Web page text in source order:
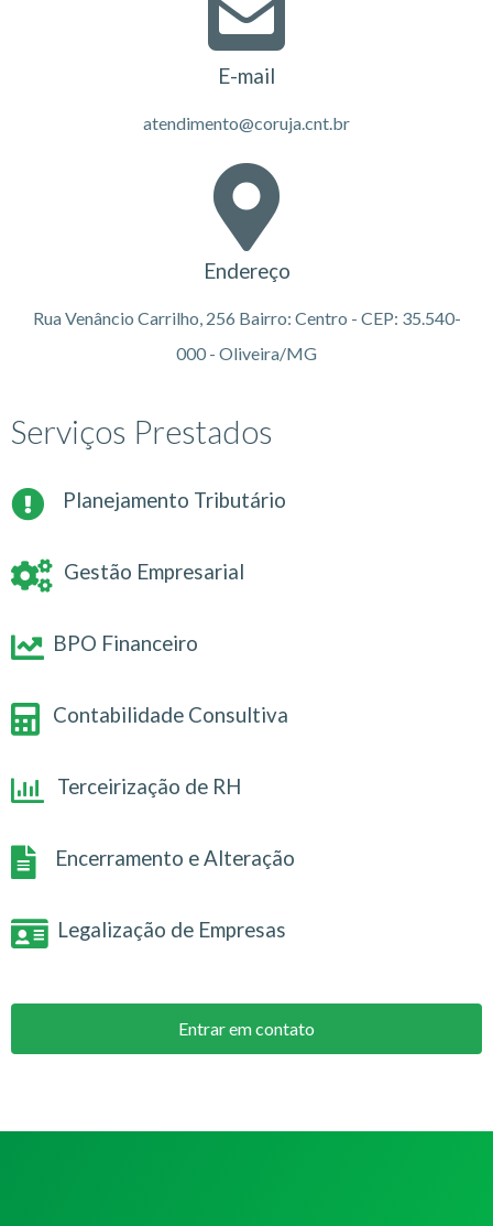
E-mail
atendimento@coruja.cnt.br
Endereço
Rua Venâncio Carrilho, 256 Bairro: Centro - CEP: 35.540-
000 - Oliveira/MG
Serviços Prestados
Planejamento Tributário
Gestão Empresarial
BPO Financeiro
Contabilidade Consultiva
Terceirização de RH
Encerramento e Alteração
Legalização de Empresas
Entrar em contato